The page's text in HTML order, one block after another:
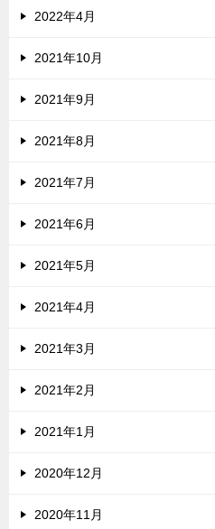
2022年4月
2021年10月
2021年9月
2021年8月
2021年7月
2021年6月
2021年5月
2021年4月
2021年3月
2021年2月
2021年1月
2020年12月
2020年11月